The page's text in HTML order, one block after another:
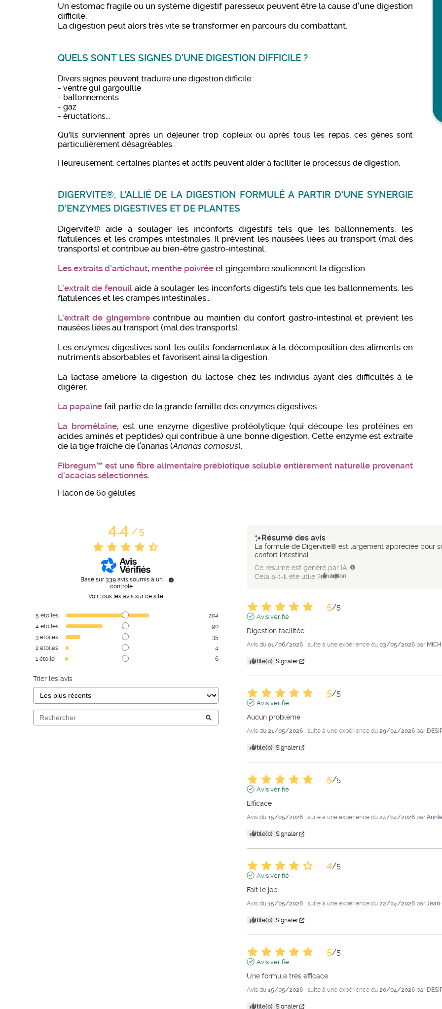
Un estomac fragile ou un système digestif paresseux peuvent être la cause d'une digestion
difficile.
La digestion peut alors très vite se transformer en parcours du combattant.
QUELS SONT LES SIGNES D'UNE DIGESTION DIFFICILE ?
Divers signes peuvent traduire une digestion difficile :
- ventre gui gargouille
- ballonnements
- gaz
- éructations...
Qu’ils surviennent après un déjeuner trop copieux ou après tous les repas, ces gênes sont
particulièrement désagréables.
Heureusement, certaines plantes et actifs peuvent aider à faciliter le processus de digestion.
DIGERVITE®, L'ALLIÉ DE LA DIGESTION FORMULÉ A PARTIR D'UNE SYNERGIE
D'ENZYMES DIGESTIVES ET DE PLANTES
Digervite® aide à soulager les inconforts digestifs tels que les ballonnements, les
flatulences et les crampes intestinales. Il prévient les nausées liées au transport (mal des
transports) et contribue au bien-être gastro-intestinal.
Les extraits d’artichaut, menthe poivrée et gingembre soutiennent la digestion.
L'extrait de fenouil aide à soulager les inconforts digestifs tels que les ballonnements, les
flatulences et les crampes intestinales...
L’extrait de gingembrecontribue au maintien du confort gastro-intestinal et prévient les
nausées liées au transport (mal des transports).
Les enzymes digestives sont les outils fondamentaux à la décomposition des aliments en
nutriments absorbables et favorisent ainsi la digestion.
La lactase améliore la digestion du lactose chez les individus ayant des difficultés à le
digérer.
La papaïne fait partie de la grande famille des enzymes digestives.
La bromélaïne, est une enzyme digestive protéolytique (qui découpe les protéines en
acides aminés et peptides) qui contribue à une bonne digestion. Cette enzyme est extraite
de la tige fraîche de l’ananas (Ananas comosus).
Fibregum™ est une fibre alimentaire prébiotique soluble entièrement naturelle provenant
d’acacias sélectionnés.
Flacon de 60 gélules
4.4/5
Basé sur 339 avis soumis à un
contrôle
Voir tous les avis sur ce site
5 étoiles
204
4 étoiles
90
3 étoiles
35
2 étoiles
4
1 étoile 6
Trier les avis
Résumé des avis
La formule de Digervite® est largement appréciée pour
confort intestinal.
Ce résumé est généré par IA
Cela a-t-il été utile ? Oui Non
5/5
Avis vérifié
Digestion facilitée
Avis du 01/06/2026 , suite à une expérience du 03/05/2026 par
Utile(0) Signaler
5/5
Avis vérifié
Aucun problème
Avis du 21/05/2026 , suite à une expérience du 29/04/2026 par
Utile(0) Signaler
5/5
Avis vérifié
Efficace
Avis du 15/05/2026 , suite à une expérience du 24/04/2026 par
Utile(0) Signaler
4/5
Avis vérifié
Fait le job.
Avis du 15/05/2026 , suite à une expérience du 22/04/2026 par Jean
Utile(0) Signaler
5/5
Avis vérifié
Une formule très efficace
Avis du 15/05/2026 , suite à une expérience du 20/04/2026 par
Utile(0) Signaler